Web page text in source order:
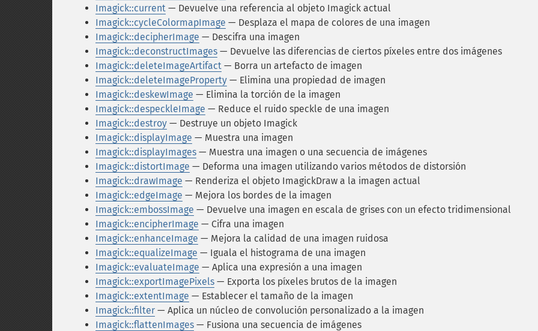
Imagick::current — Devuelve una referencia al objeto Imagick actual
Imagick::cycleColormapImage — Desplaza el mapa de colores de una imagen
Imagick::decipherImage — Descifra una imagen
Imagick::deconstructImages — Devuelve las diferencias de ciertos píxeles entre dos imágenes
Imagick::deleteImageArtifact — Borra un artefacto de imagen
Imagick::deleteImageProperty — Elimina una propiedad de imagen
Imagick::deskewImage — Elimina la torción de la imagen
Imagick::despeckleImage — Reduce el ruido speckle de una imagen
Imagick::destroy — Destruye un objeto Imagick
Imagick::displayImage — Muestra una imagen
Imagick::displayImages — Muestra una imagen o una secuencia de imágenes
Imagick::distortImage — Deforma una imagen utilizando varios métodos de distorsión
Imagick::drawImage — Renderiza el objeto ImagickDraw a la imagen actual
Imagick::edgeImage — Mejora los bordes de la imagen
Imagick::embossImage — Devuelve una imagen en escala de grises con un efecto tridimensional
Imagick::encipherImage — Cifra una imagen
Imagick::enhanceImage — Mejora la calidad de una imagen ruidosa
Imagick::equalizeImage — Iguala el histograma de una imagen
Imagick::evaluateImage — Aplica una expresión a una imagen
Imagick::exportImagePixels — Exporta los píxeles brutos de la imagen
Imagick::extentImage — Establecer el tamaño de la imagen
Imagick::filter — Aplica un núcleo de convolución personalizado a la imagen
Imagick::flattenImages — Fusiona una secuencia de imágenes